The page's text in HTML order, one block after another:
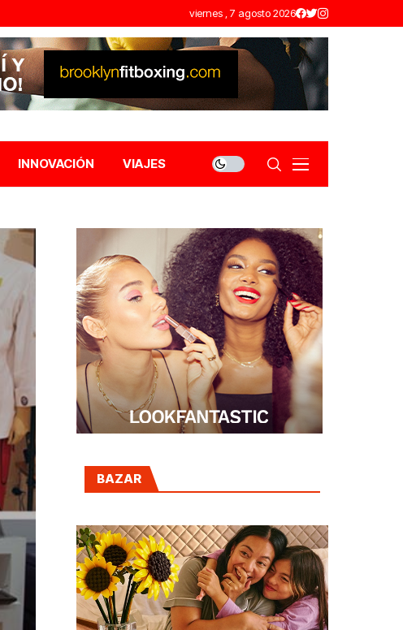
viernes , 7 agosto 2026
INNOVACIÓN VIAJES
BAZAR